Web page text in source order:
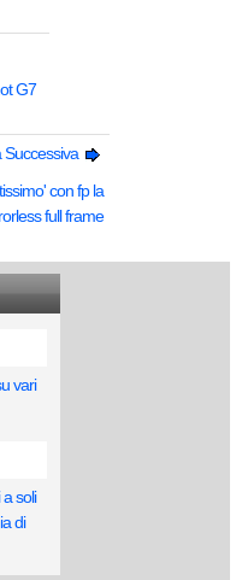
G7
Successiva
con fp la
full frame
vari
soli
di